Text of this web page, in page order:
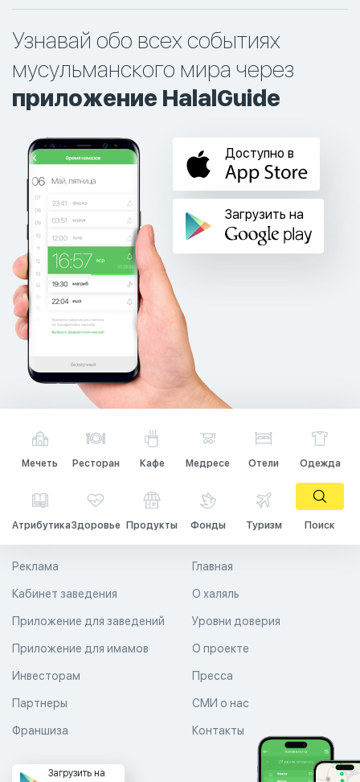
Узнавай обо всех событиях
мусульманского мира через
приложение HalalGuide
Доступно в
Загрузить на
Мечеть Ресторан Кафе Медресе Отели Одежда
АтрибутикаЗдоровье Продукты Фонды Туризм Поиск
Главная
О халяль
Уровни доверия
Реклама
Кабинет заведения
Приложение для заведений
Приложение для имамов О проекте
Пресса
СМИ о нас
Контакты
Инвесторам
Партнеры
Франшиза
Загрузить на